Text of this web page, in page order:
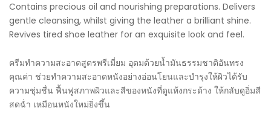
Contains precious oil and nourishing preparations. Delivers
gentle cleansing, whilst giving the leather a brilliant shine.
Revives tired shoe leather for an exquisite look and feel.
ครีมทำความสะอาดสูตรพรีเมี่ยม อุดมด้วยน้ำมันธรรมชาติอันทรง
คุณค่า ช่วยทำความสะอาดหนังอย่างอ่อนโยนและบำรุงให้ผิวได้รับ
ความชุ่มชื่น ฟื้นฟูสภาพผิวและสีของหนังที่ดูแห้งกระด้าง ให้กลับดูอิ่มสี
สดฉ่ำ เหมือนหนังใหม่ยิ่งขึ้น